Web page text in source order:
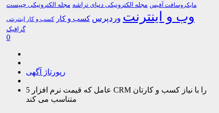
مایکروسافت آفیس مجله الکترونیکی دنیای تراشه مجله الکترونیکی چیپست
وب و اینترنت وردپرس کسب و کار کسب و کار اینترنتی
گرافیک
0
رپورتاژ آگهی
5 عامل که قیمت نرم افزار CRM را با نیاز کسب و کارتان
متناسب می کند